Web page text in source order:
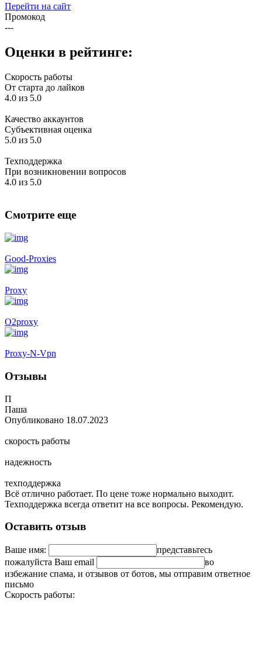
Перейти на сайт
Промокод
---
Оценки в рейтинге:
Скорость работы
От старта до лайков
4.0 из 5.0
Качество аккаунтов
Субъективная оценка
5.0 из 5.0
Техподдержка
При возникновении вопросов
4.0 из 5.0
Смотрите еще
Good-Proxies
Proxy
O2proxy
Proxy-N-Vpn
Отзывы
П
Паша
Опубликовано 18.07.2023
скорость работы
надежность
техподдержка
Всё отлично работает. По цене тоже нормально выходит.
Техподдержка всегда ответит на все вопросы. Рекомендую.
Оставить отзыв
Ваше имя:
представьтесь
пожалуйста Ваш email
во
избежание спама, и отзывов от ботов, мы отправим ответное
письмо
Скорость работы: